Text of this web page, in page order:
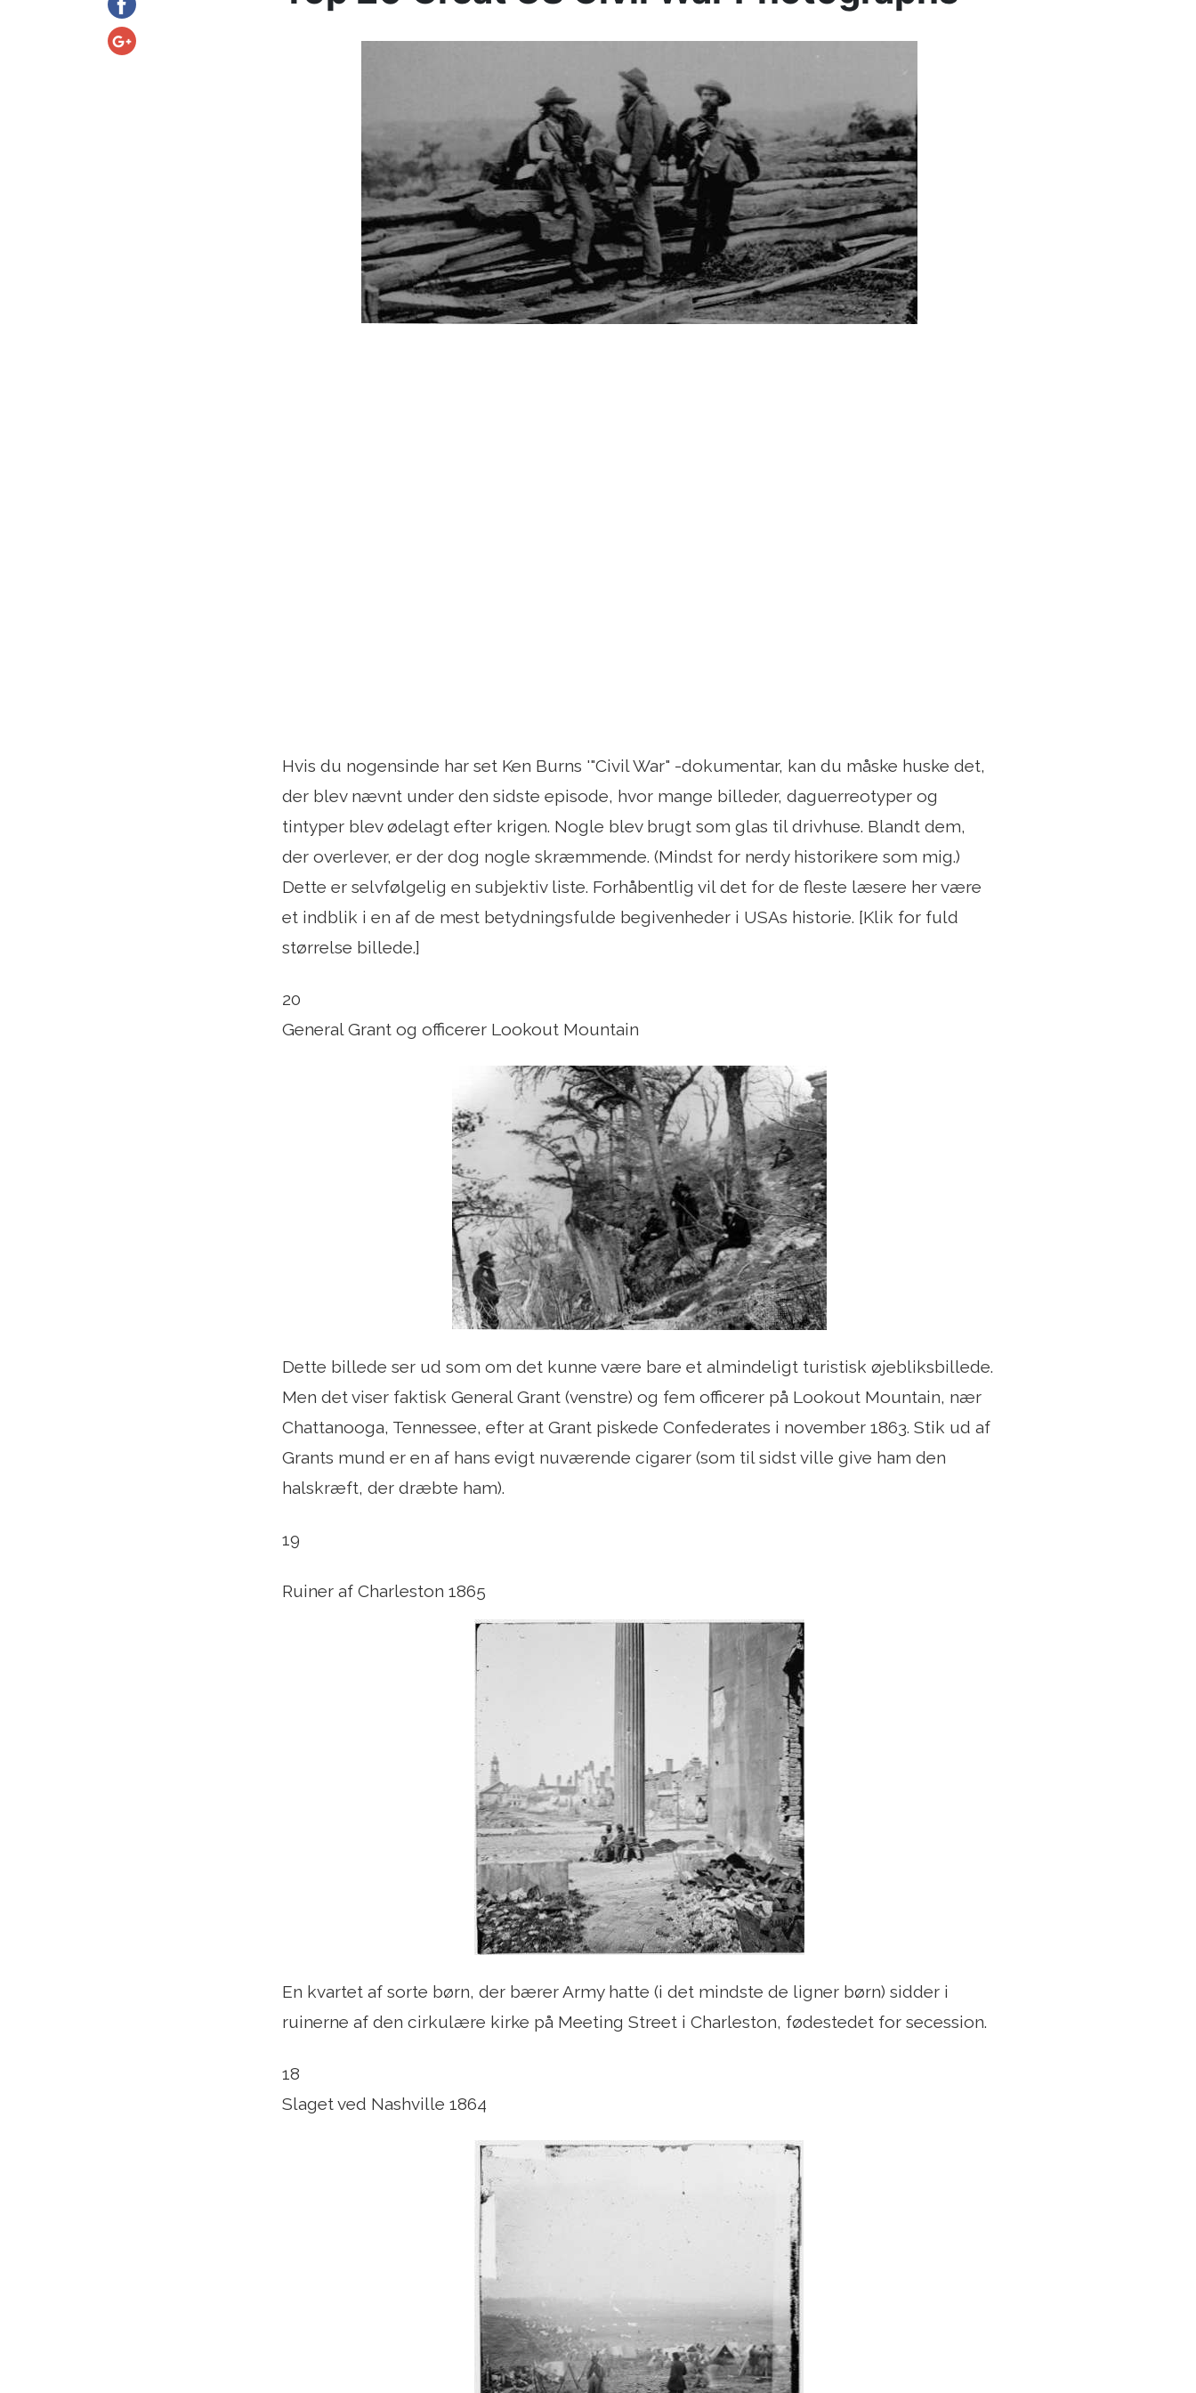
Hvis du nogensinde har set Ken Burns '"Civil War" -dokumentar, kan du måske huske det,
der blev nævnt under den sidste episode, hvor mange billeder, daguerreotyper og
tintyper blev ødelagt efter krigen. Nogle blev brugt som glas til drivhuse. Blandt dem,
der overlever, er der dog nogle skræmmende. (Mindst for nerdy historikere som mig.)
Dette er selvfølgelig en subjektiv liste. Forhåbentlig vil det for de fleste læsere her være
et indblik i en af ​​de mest betydningsfulde begivenheder i USAs historie. [Klik for fuld
størrelse billede.]
20
General Grant og officerer Lookout Mountain
Dette billede ser ud som om det kunne være bare et almindeligt turistisk øjebliksbillede.
Men det viser faktisk General Grant (venstre) og fem officerer på Lookout Mountain, nær
Chattanooga, Tennessee, efter at Grant piskede Confederates i november 1863. Stik ud af
Grants mund er en af ​​hans evigt nuværende cigarer (som til sidst ville give ham den
halskræft, der dræbte ham).
19
Ruiner af Charleston 1865
En kvartet af sorte børn, der bærer Army hatte (i det mindste de ligner børn) sidder i
ruinerne af den cirkulære kirke på Meeting Street i Charleston, fødestedet for secession.
18
Slaget ved Nashville 1864